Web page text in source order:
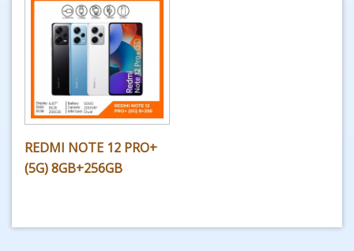
REDMI NOTE 12 PRO+
(5G) 8GB+256GB